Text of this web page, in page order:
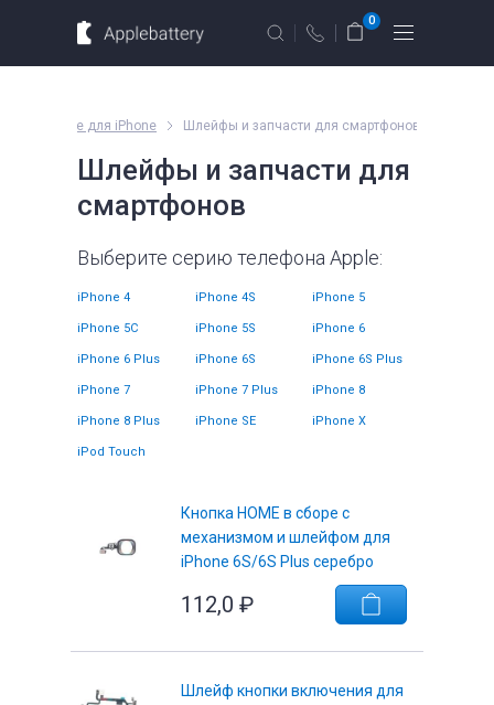
Москва
г. Москва, ул. Ткацкая, 5с3 (м.
Семеновская)
10 мин. ходьбы от ст.м. “Семеновская”
09.00 - 21.00
заказов по
0
Для планшетов
Введите название устройства, модель или серию
Комплектующие
для iPhone Шлейфы и запчасти для смартфонов
Шлейфы и запчасти для
смартфонов
Выберите серию телефона Apple:
iPhone 4 iPhone 4S iPhone 5
iPhone 5C iPhone 5S iPhone 6
iPhone 6 Plus iPhone 6S iPhone 6S Plus
iPhone 7 iPhone 7 Plus iPhone 8
iPhone 8 Plus iPhone SE iPhone X
iPod Touch
Кнопка HOME в сборе с
механизмом и шлейфом для
iPhone 6S/6S Plus серебро
112,0 ₽
Шлейф кнопки включения для